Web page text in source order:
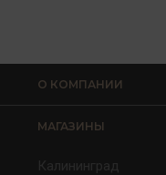
О КОМПАНИИ
МАГАЗИНЫ
Калининград